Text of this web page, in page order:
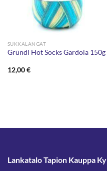
SUKKALANGAT
Gründl Hot Socks Gardola 150g
12,00€
Lankatalo Tapion Kauppa Ky